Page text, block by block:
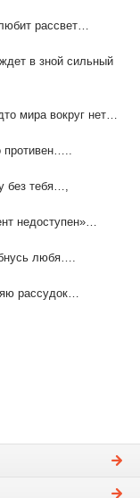
рассвет…
в зной сильный
мира вокруг нет…
противен…..
без тебя…,
недоступен»…
любя….
рассудок…